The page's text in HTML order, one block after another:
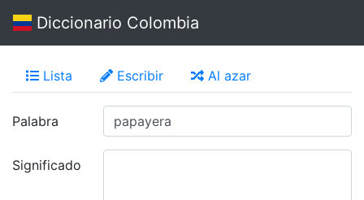
Diccionario Colombia
Lista Escribir Al azar
Palabra
Significado